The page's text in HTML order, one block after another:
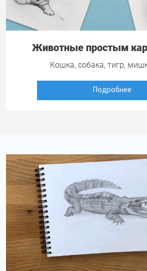
Животные простым
Кошка, собака, тигр,
Подробнее